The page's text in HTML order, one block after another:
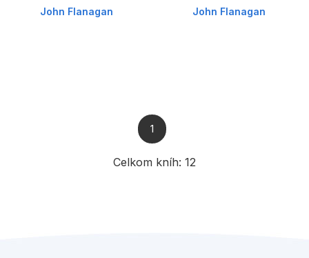
John Flanagan John Flanagan
Celkom kníh: 12
1